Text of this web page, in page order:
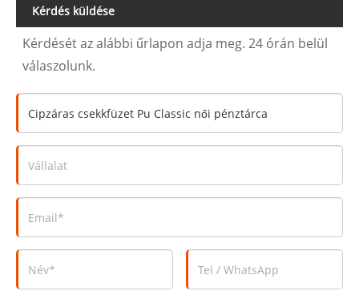
Kérdés küldése
Kérdését az alábbi űrlapon adja meg. 24 órán belül
válaszolunk.